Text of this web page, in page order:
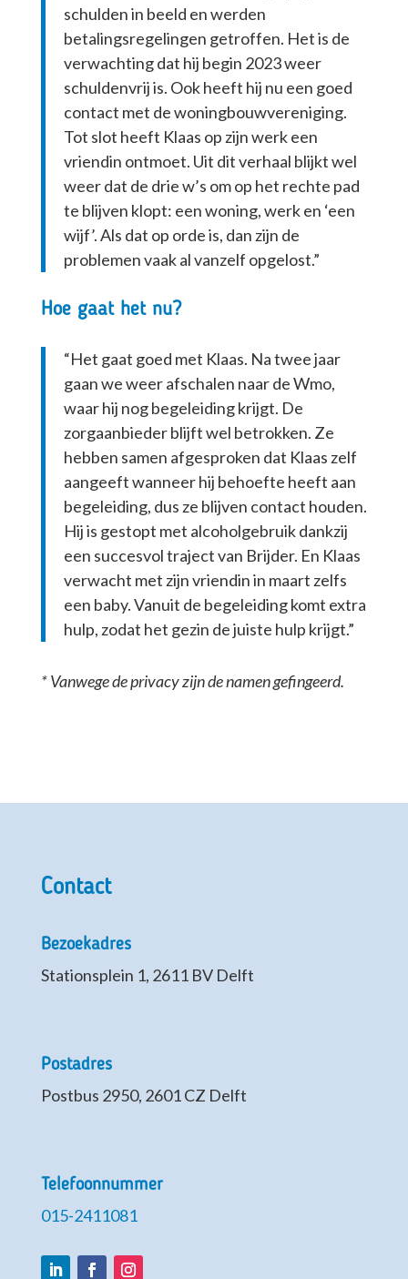
schulden in beeld en werden
betalingsregelingen getroffen. Het is de
verwachting dat hij begin 2023 weer
schuldenvrij is. Ook heeft hij nu een goed
contact met de woningbouwvereniging.
Tot slot heeft Klaas op zijn werk een
vriendin ontmoet. Uit dit verhaal blijkt wel
weer dat de drie w’s om op het rechte pad
te blijven klopt: een woning, werk en ‘een
wijf’. Als dat op orde is, dan zijn de
problemen vaak al vanzelf opgelost.”
Hoe gaat het nu?
“Het gaat goed met Klaas. Na twee jaar
gaan we weer afschalen naar de Wmo,
waar hij nog begeleiding krijgt. De
zorgaanbieder blijft wel betrokken. Ze
hebben samen afgesproken dat Klaas zelf
aangeeft wanneer hij behoefte heeft aan
begeleiding, dus ze blijven contact houden.
Hij is gestopt met alcoholgebruik dankzij
een succesvol traject van Brijder. En Klaas
verwacht met zijn vriendin in maart zelfs
een baby. Vanuit de begeleiding komt extra
hulp, zodat het gezin de juiste hulp krijgt.”
* Vanwege de privacy zijn de namen gefingeerd.
Contact
Bezoekadres
Stationsplein 1, 2611 BV Delft
Postadres
Postbus 2950, 2601 CZ Delft
Telefoonnummer
015-2411081